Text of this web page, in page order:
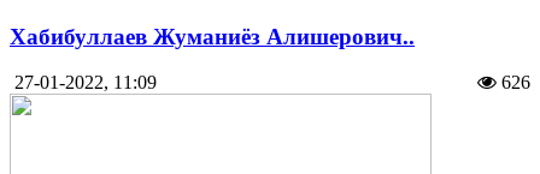
Хабибуллаев Жуманиёз Алишерович..
27-01-2022, 11:09 626